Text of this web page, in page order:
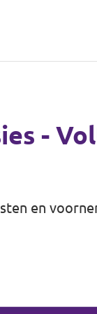
-
en